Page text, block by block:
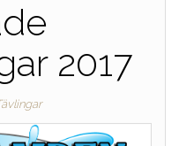
2017